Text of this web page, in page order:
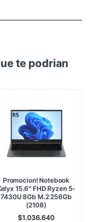
te podrian
Promocion! Notebook
15.6″ FHD Ryzen 5-
7430U 8Gb M.2 256Gb
(2108)
$1.036.640